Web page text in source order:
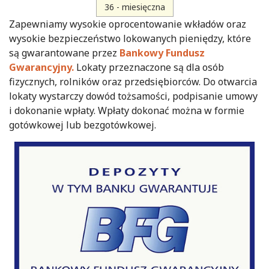
36 - miesięczna
Zapewniamy wysokie oprocentowanie wkładów oraz
wysokie bezpieczeństwo lokowanych pieniędzy, które
są gwarantowane przez Bankowy Fundusz
Gwarancyjny. Lokaty przeznaczone są dla osób
fizycznych, rolników oraz przedsiębiorców. Do otwarcia
lokaty wystarczy dowód tożsamości, podpisanie umowy
i dokonanie wpłaty. Wpłaty dokonać można w formie
gotówkowej lub bezgotówkowej.